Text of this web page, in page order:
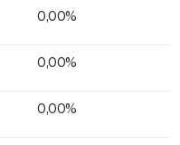
0,00%
0,00%
0,00%